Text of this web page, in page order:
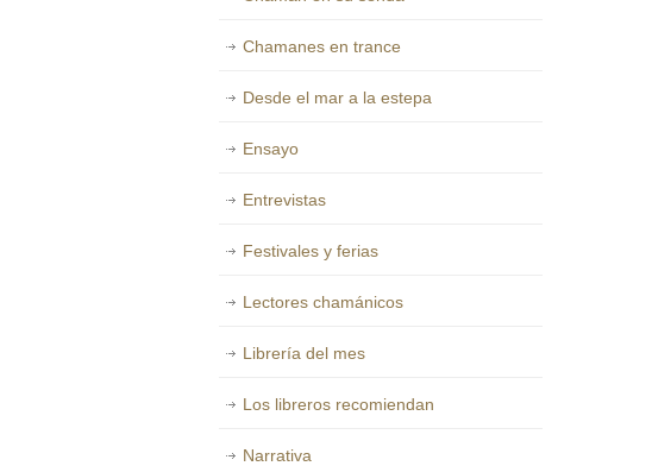
Chamanes en trance
Desde el mar a la estepa
Ensayo
Entrevistas
Festivales y ferias
Lectores chamánicos
Librería del mes
Los libreros recomiendan
Narrativa